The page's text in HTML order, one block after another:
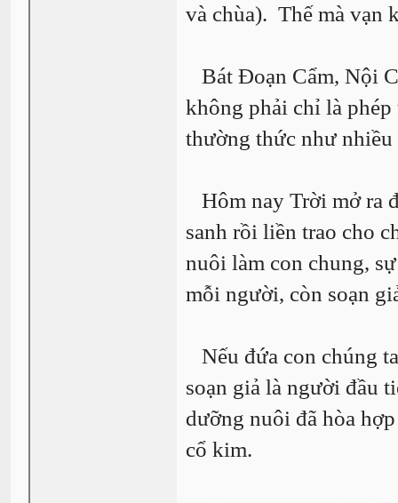
và chùa). Thế mà vạn
Bát Đoạn Cẩm, Nội
không phải chỉ là
thường thức như nhiều
Hôm nay Trời mở ra
sanh rồi liền trao cho
nuôi làm con chung,
mỗi người, còn soạn
Nếu đứa con chúng
soạn giả là người đầu
dưỡng nuôi đã hòa
cổ kim.